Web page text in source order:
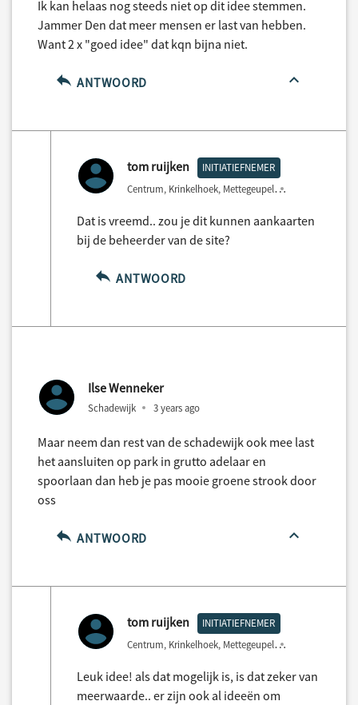
Ik kan helaas nog steeds niet op dit idee stemmen.
Jammer Den dat meer mensen er last van hebben.
Want 2 x "goed idee" dat kqn bijna niet.
ANTWOORD
tom ruijken INITIATIEFNEMER
Centrum, Krinkelhoek, Mettegeupel
Dat is vreemd.. zou je dit kunnen aankaarten
bij de beheerder van de site?
ANTWOORD
Ilse Wenneker
Schadewijk 3 years ago
Maar neem dan rest van de schadewijk ook mee last
het aansluiten op park in grutto adelaar en
spoorlaan dan heb je pas mooie groene strook door
oss
ANTWOORD
tom ruijken INITIATIEFNEMER
Centrum, Krinkelhoek, Mettegeupel
Leuk idee! als dat mogelijk is, is dat zeker van
meerwaarde.. er zijn ook al ideeën om